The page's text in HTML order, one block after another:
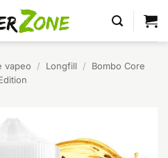
vapeo / Longfill /
Bombo Core